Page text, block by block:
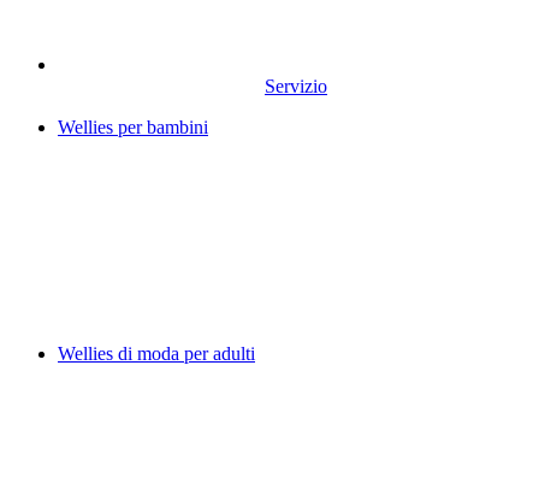
Servizio
Wellies per bambini
Wellies di moda per adulti